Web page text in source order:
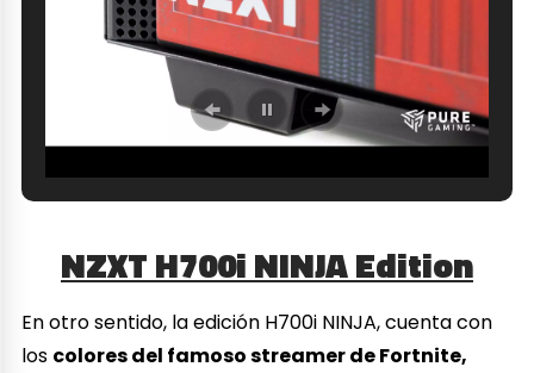
NZXT H700i NINJA Edition
En otro sentido, la edición H700i NINJA, cuenta con
los colores del famoso streamer de Fortnite,